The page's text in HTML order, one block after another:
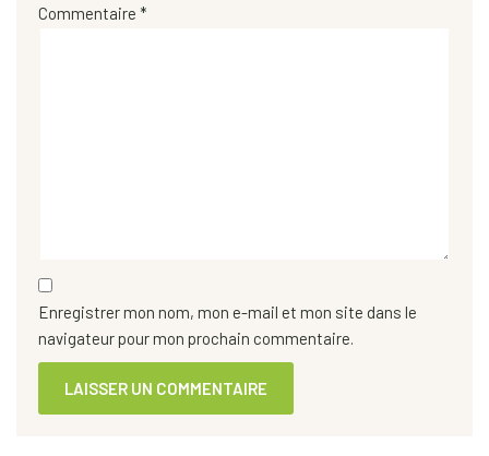
Commentaire *
Enregistrer mon nom, mon e-mail et mon site dans le
navigateur pour mon prochain commentaire.